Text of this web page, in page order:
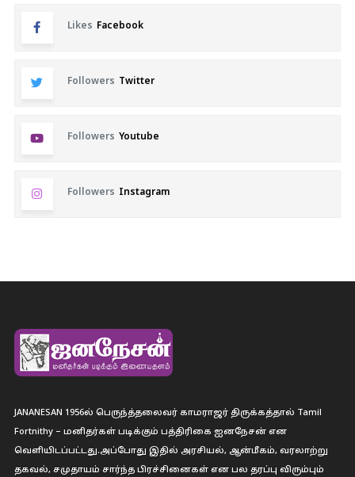
Likes Facebook
Followers Twitter
Followers Youtube
Followers Instagram
JANANESAN 1956ல் பெருந்த்தலைவர் காமராஜர் திருக்கத்தால் Tamil
Fortnithy – மனிதர்கள் படிக்கும் பத்திரிகை ஐனநேசன் என
வெளியிடப்பட்டது.அப்போது இதில் அரசியல், ஆன்மீகம், வரலாற்று
தகவல், சமுதாயம் சார்ந்த பிரச்சினைகள் என பல தரப்பு விரும்பும்